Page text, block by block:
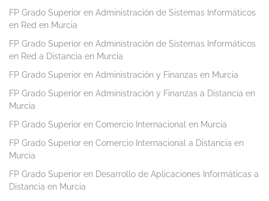
FP Grado Superior en Administración de Sistemas Informáticos
en Red en Murcia
FP Grado Superior en Administración de Sistemas Informáticos
en Red a Distancia en Murcia
FP Grado Superior en Administración y Finanzas en Murcia
FP Grado Superior en Administración y Finanzas a Distancia en
Murcia
FP Grado Superior en Comercio Internacional en Murcia
FP Grado Superior en Comercio Internacional a Distancia en
Murcia
FP Grado Superior en Desarrollo de Aplicaciones Informáticas a
Distancia en Murcia